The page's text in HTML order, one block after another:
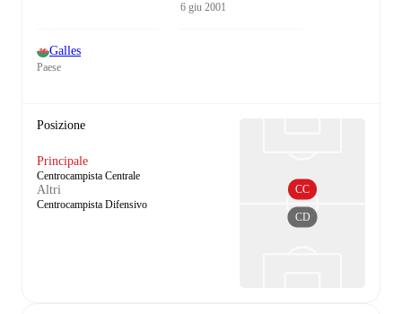
6 giu 2001
Galles
Paese
Posizione
Principale
Centrocampista Centrale
Altri
Centrocampista Difensivo
CD
CC